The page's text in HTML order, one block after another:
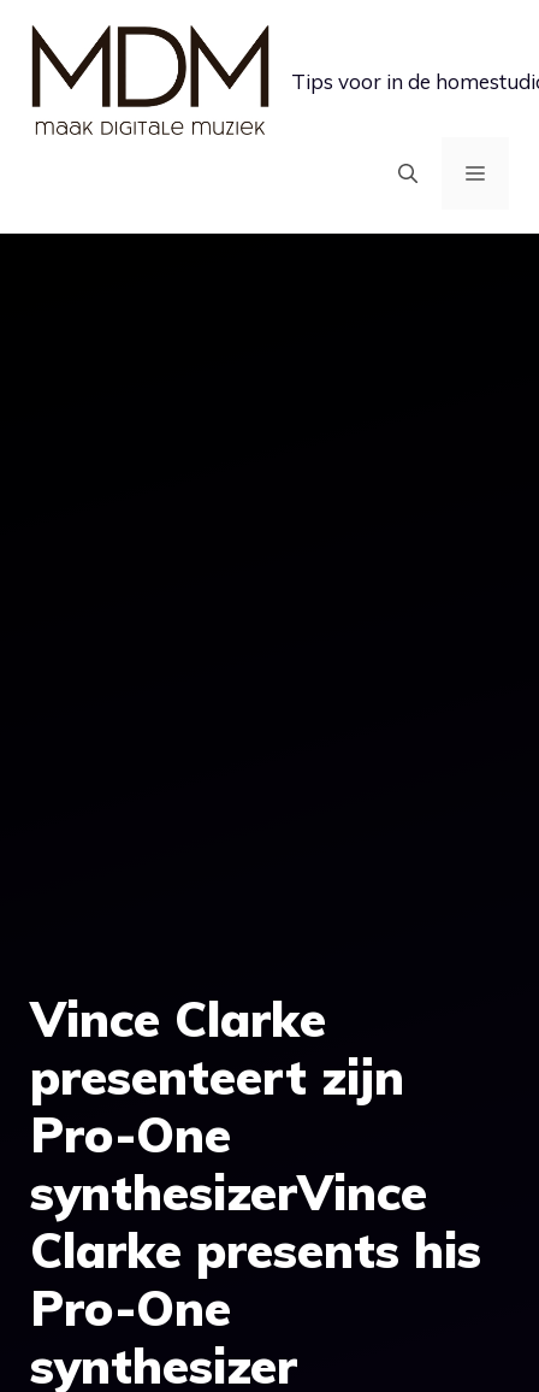
inhoud
Tips voor in de
MENU
Vince Clarke
presenteert zijn
Pro-One
synthesizerVince
Clarke presents his
Pro-One
synthesizer